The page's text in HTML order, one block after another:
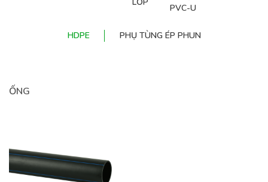
PVC-U
HDPE PHỤ TÙNG ÉP PHUN
ỐNG